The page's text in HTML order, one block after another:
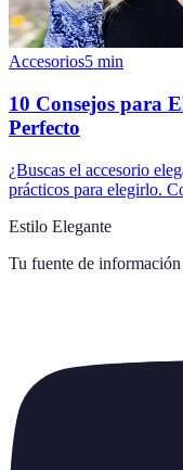
Accesorios5 min
10 Consejos para
Perfecto
¿Buscas el accesorio
prácticos para elegirlo.
Estilo Elegante
Tu fuente de